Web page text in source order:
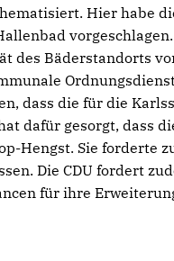
Hier habe
des Bäderstandorts
dass die für die
dafür gesorgt, dass
Hengst. Sie forderte
Die CDU fordert
für ihre